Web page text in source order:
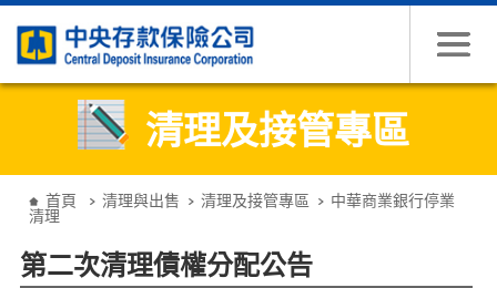
清理及接管專區
首頁 清理與出售 清理及接管專區
中華商業銀行停業
清理
第二次清理債權分配公告